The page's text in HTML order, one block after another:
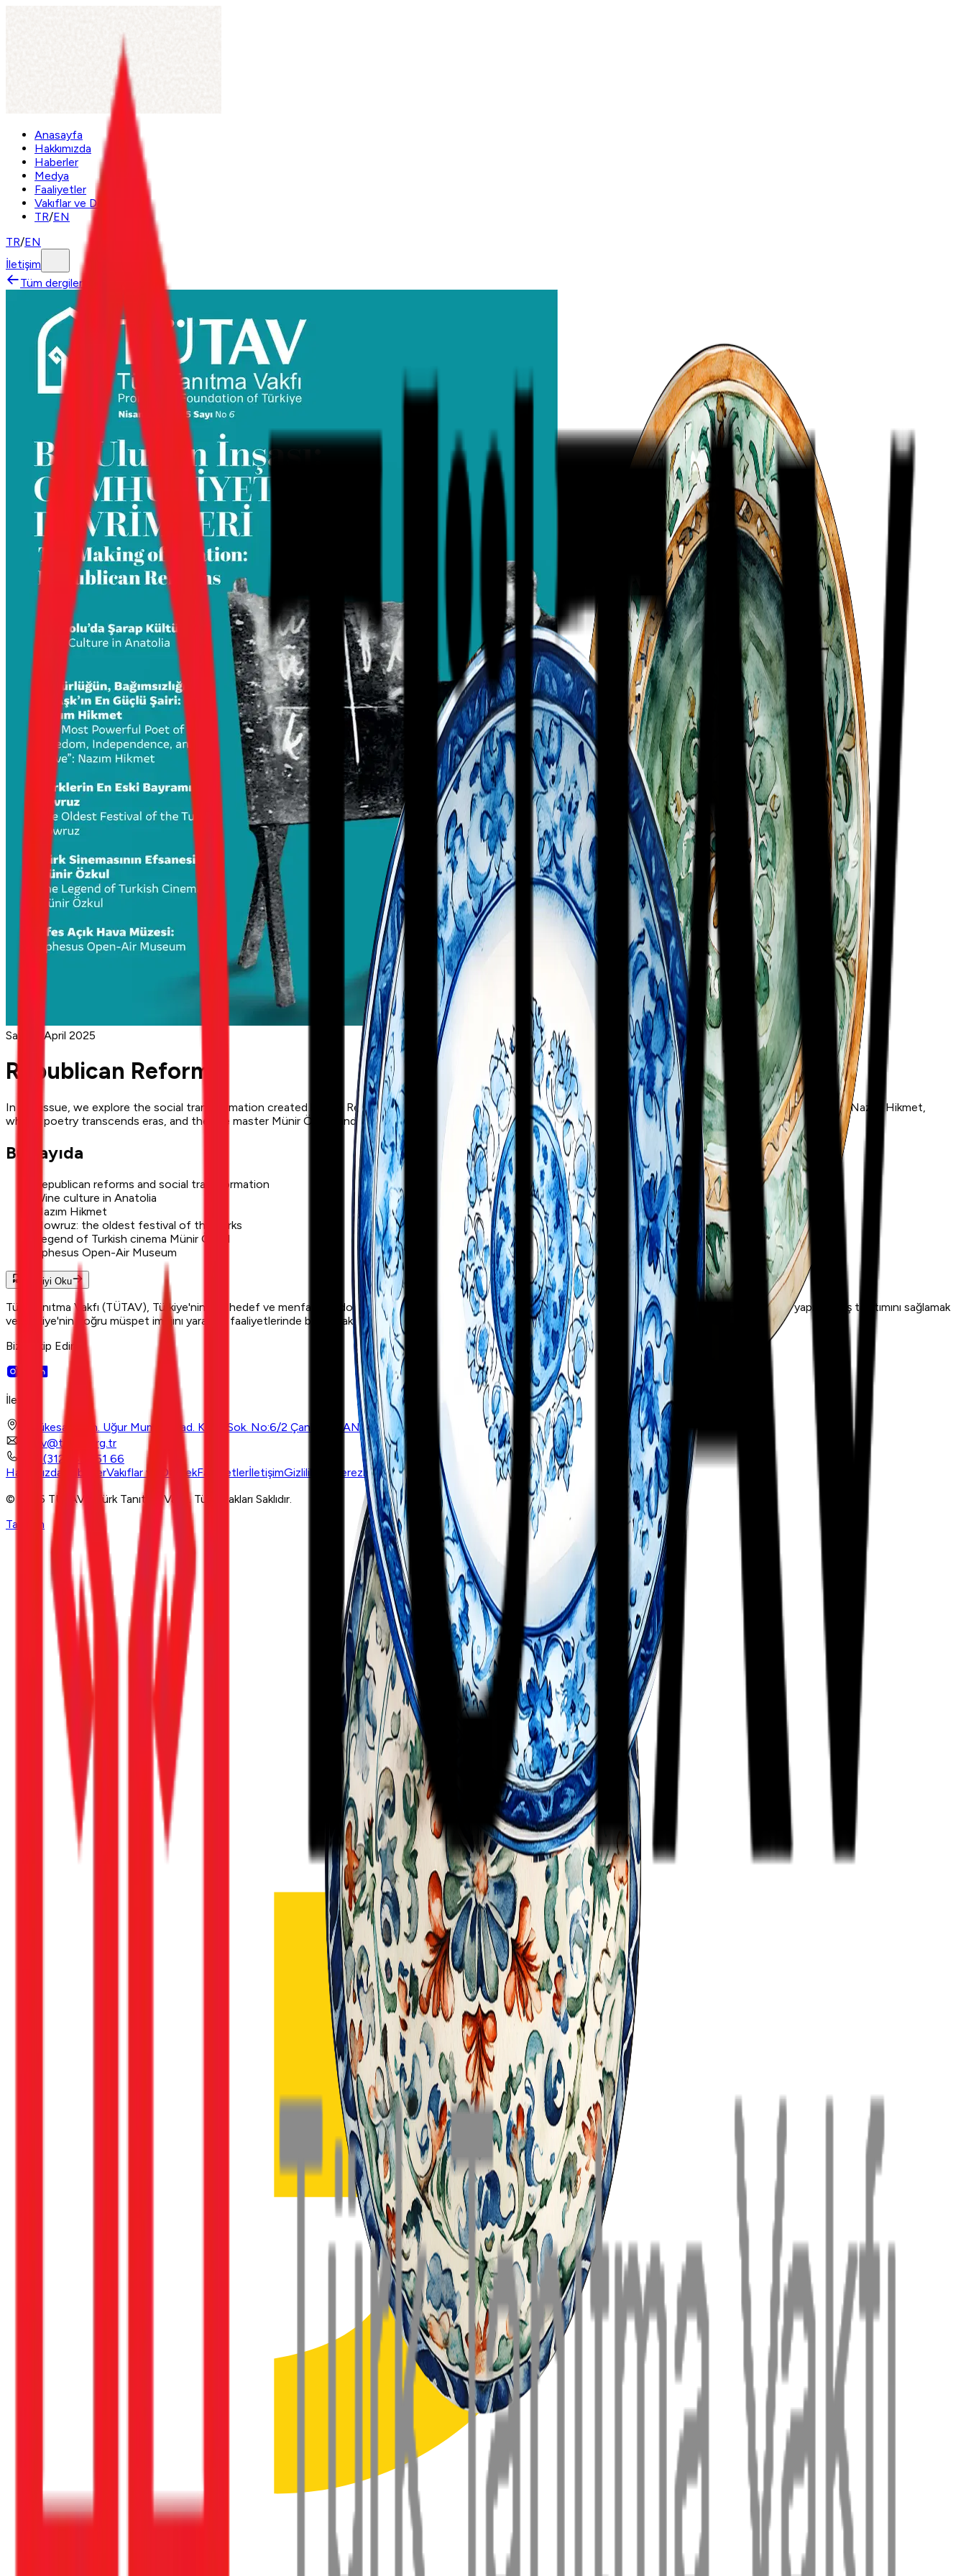
Anasayfa
Hakkımızda
Haberler
Medya
Faaliyetler
Vakıflar ve Dernek
TR/EN
TR/EN
İletişim
Tüm dergilere dön
Sayı 6 · April 2025
Republican Reforms
In this issue, we explore the social transformation created by the Republican reforms, Anatolia's deep-rooted wine culture, and the Nevruz tradition. We remember Nazım Hikmet,
whose poetry transcends eras, and theatre master Münir Özkul, and journey into the mysterious history of Ephesus.
Bu sayıda
Republican reforms and social transformation
Wine culture in Anatolia
Nazım Hikmet
Nowruz: the oldest festival of the Turks
Legend of Turkish cinema Münir Özkul
Ephesus Open-Air Museum
Dergiyi Oku
Türk Tanıtma Vakfı (TÜTAV), Türkiye'nin milli hedef ve menfaatleri doğrultusunda tarihi, arkeolojik, kültürel, turistik, ticari ve sinai bilimsel sahalarda çalışmalar yapmak, dış tanıtımını sağlamak
ve Türkiye'nin doğru müspet imajını yaratma faaliyetlerinde bulunmak ve desteklemek üzere kurulmuş, Atatürk ilke ve inkılaplarına bağlı bir vakıftır.
Bizi Takip Edin
İletişim
Büyükesat Mah. Uğur Mumcu Cad. Küpe Sok. No:6/2 Çankaya / ANKARA
tutav@tutav.org.tr
+90 (312) 437 51 66
Hakkımızda
HaberlerVakıflar ve DernekFaaliyetlerİletişimGizlilik ve Çerezler Çerez Tercihleri
© 2026 TÜTAV - Türk Tanıtma Vakfı. Tüm Hakları Saklıdır.
Tasarım